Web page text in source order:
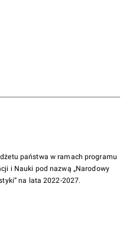
państwa w ramach programu
i Nauki pod nazwą „Narodowy
na lata 2022-2027.